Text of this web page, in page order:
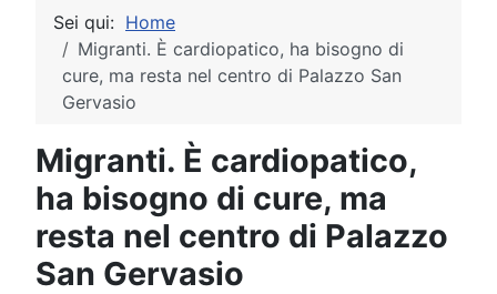
Sei qui: Home
Migranti. È cardiopatico, ha bisogno di
cure, ma resta nel centro di Palazzo San
Gervasio
Migranti. È cardiopatico,
ha bisogno di cure, ma
resta nel centro di Palazzo
San Gervasio